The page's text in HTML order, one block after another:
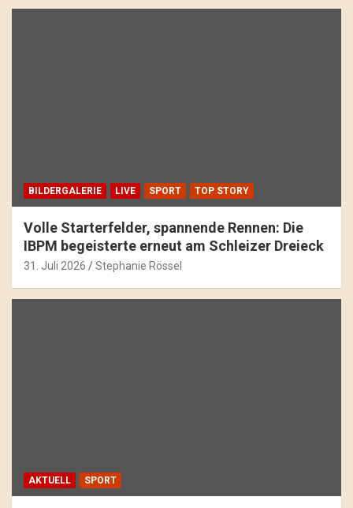
BILDERGALERIE LIVE SPORT TOP STORY
Volle Starterfelder, spannende Rennen: Die
IBPM begeisterte erneut am Schleizer Dreieck
31. Juli 2026 Stephanie Rössel
AKTUELL SPORT